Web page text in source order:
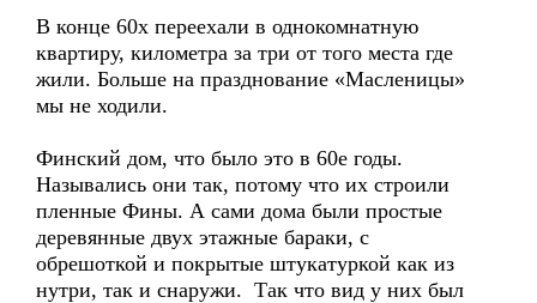
В конце 60х переехали в однокомнатную
квартиру, километра за три от того места где
жили. Больше на празднование «Масленицы»
мы не ходили.
Финский дом, что было это в 60е годы.
Назывались они так, потому что их строили
пленные Фины. А сами дома были простые
деревянные двух этажные бараки, с
обрешоткой и покрытые штукатуркой как из
нутри, так и снаружи. Так что вид у них был